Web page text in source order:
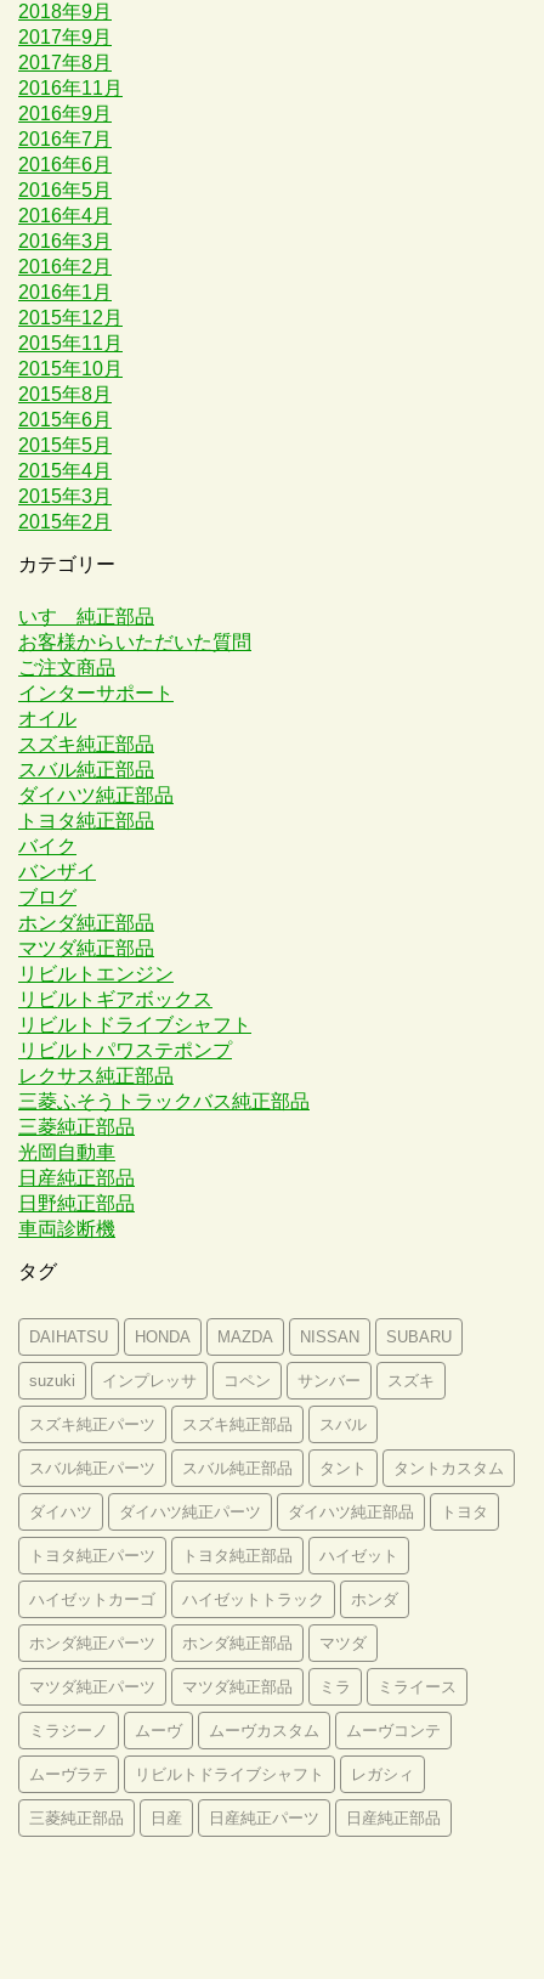
2018年9月
2017年9月
2017年8月
2016年11月
2016年9月
2016年7月
2016年6月
2016年5月
2016年4月
2016年3月
2016年2月
2016年1月
2015年12月
2015年11月
2015年10月
2015年8月
2015年6月
2015年5月
2015年4月
2015年3月
2015年2月
カテゴリー
いすゞ純正部品
お客様からいただいた質問
ご注文商品
インターサポート
オイル
スズキ純正部品
スバル純正部品
ダイハツ純正部品
トヨタ純正部品
バイク
バンザイ
ブログ
ホンダ純正部品
マツダ純正部品
リビルトエンジン
リビルトギアボックス
リビルトドライブシャフト
リビルトパワステポンプ
レクサス純正部品
三菱ふそうトラックバス純正部品
三菱純正部品
光岡自動車
日産純正部品
日野純正部品
車両診断機
タグ
DAIHATSU HONDA MAZDA NISSAN SUBARU
suzuki インプレッサ コペン サンバー スズキ
スズキ純正パーツ スズキ純正部品 スバル
スバル純正パーツ スバル純正部品 タント タントカスタム
ダイハツ ダイハツ純正パーツ ダイハツ純正部品 トヨタ
トヨタ純正パーツ トヨタ純正部品 ハイゼット
ハイゼットカーゴ ハイゼットトラック ホンダ
ホンダ純正パーツ ホンダ純正部品 マツダ
マツダ純正パーツ マツダ純正部品 ミラ ミライース
ミラジーノ ムーヴ ムーヴカスタム ムーヴコンテ
ムーヴラテ リビルトドライブシャフト レガシィ
三菱純正部品 日産 日産純正パーツ 日産純正部品